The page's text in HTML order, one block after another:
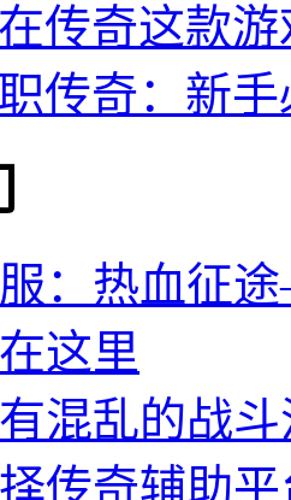
传奇这款
传奇：新
：热血征
这里
混乱的战
传奇辅助